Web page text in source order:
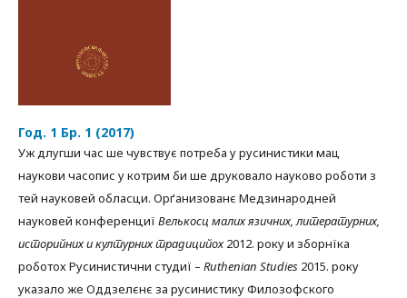
Год. 1 Бр. 1 (2017)
Уж длугши час ше чувствує потреба у русинистики мац
наукови часопис у котрим би ше друковало науково роботи з
тей науковей обласци. Орґанизованє Медзинародней
науковей конференциї Велькосц малихязичних, литературних,
историйних и културних традицийох2012. року и зборнїка
роботох Русинистични студиї – Ruthenian Studies 2015. року
указало же Оддзелєнє за русинистику Филозофского